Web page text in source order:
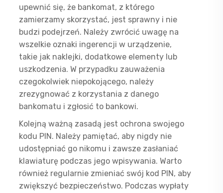
upewnić się, że bankomat, z którego
zamierzamy skorzystać, jest sprawny i nie
budzi podejrzeń. Należy zwrócić uwagę na
wszelkie oznaki ingerencji w urządzenie,
takie jak naklejki, dodatkowe elementy lub
uszkodzenia. W przypadku zauważenia
czegokolwiek niepokojącego, należy
zrezygnować z korzystania z danego
bankomatu i zgłosić to bankowi.
Kolejną ważną zasadą jest ochrona swojego
kodu PIN. Należy pamiętać, aby nigdy nie
udostępniać go nikomu i zawsze zasłaniać
klawiaturę podczas jego wpisywania. Warto
również regularnie zmieniać swój kod PIN, aby
zwiększyć bezpieczeństwo. Podczas wypłaty